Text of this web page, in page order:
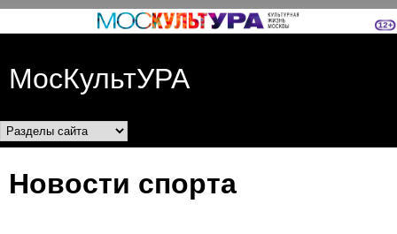
Перейти к основному
МосКультУРА
Разделы сайта
Новости спорта